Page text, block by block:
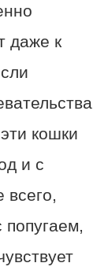
даже к
кошки
и с